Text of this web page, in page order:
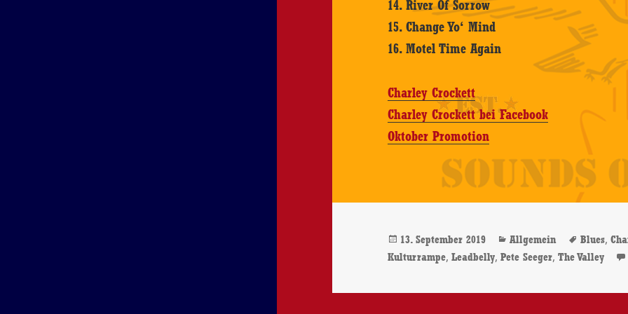
14. River Of Sorrow
15. Change Yo‘ Mind
16. Motel Time Again
Charley Crockett
Charley Crockett bei Facebook
Oktober Promotion
Veröffentlicht
am
13. September 2019 Kategorien
Allgemein Blues,
Kulturrampe,Leadbelly,Pete Seeger,The Valley